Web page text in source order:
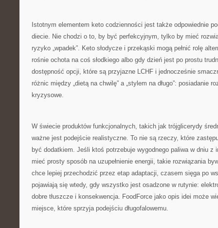
Istotnym elementem keto codzienności jest także odpowiednie
diecie. Nie chodzi o to, by być perfekcyjnym, tylko by mieć
ryzyko „wpadek”. Keto słodycze i przekąski mogą pełnić rolę
rośnie ochota na coś słodkiego albo gdy dzień jest po prostu
dostępność opcji, które są przyjazne LCHF i jednocześnie
różnic między „dietą na chwilę” a „stylem na długo”: posiadanie
kryzysowe.
W świecie produktów funkcjonalnych, takich jak trójglicerydy
ważne jest podejście realistyczne. To nie są rzeczy, które
być dodatkiem. Jeśli ktoś potrzebuje wygodnego paliwa w dniu z
mieć prosty sposób na uzupełnienie energii, takie rozwiązania
chce lepiej przechodzić przez etap adaptacji, czasem sięga po
pojawiają się wtedy, gdy wszystko jest osadzone w rutynie:
dobre tłuszcze i konsekwencja. FoodForce jako opis idei może
miejsce, które sprzyja podejściu długofalowemu.